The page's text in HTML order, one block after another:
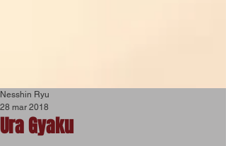
Ura Gyaku
Nesshin Ryu
28 mar 2018